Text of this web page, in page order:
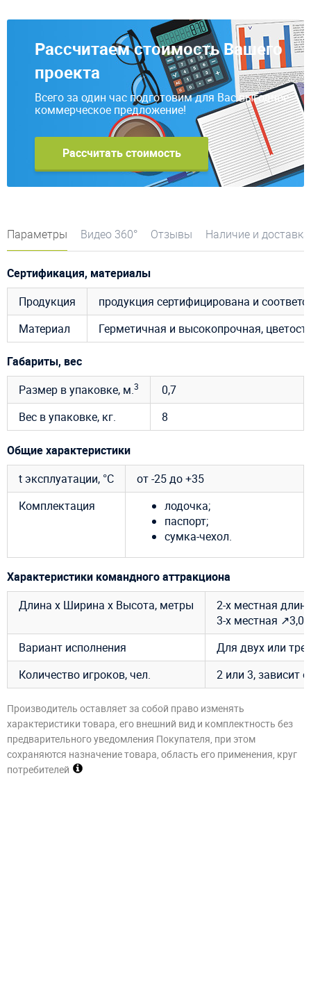
Рассчитаем стоимость Вашего
проекта
Всего за один час подготовим для Вас выгодное
коммерческое предложение!
Рассчитать стоимость
Параметры Видео 360° Отзывы Наличие и доставка
Сертификация, материалы
Продукция
продукция сертифицирована и
Материал
Герметичная и высокопрочная,
Габариты, вес
Размер в упаковке, м.3
0,7
Вес в упаковке, кг.
8
Общие характеристики
t эксплуатации, °C
от -25 до +35
Комплектация
лодочка;
паспорт;
сумка-чехол.
Характеристики командного аттракциона
Длина х Ширина х Высота, метры
2-х местная
3-х местная ↗3,0
Вариант исполнения
Для двух или
Количество игроков, чел.
2 или 3, зависит
Производитель оставляет за собой право изменять
характеристики товара, его внешний вид и комплектность без
предварительного уведомления Покупателя, при этом
сохраняются назначение товара, область его применения, круг
потребителей